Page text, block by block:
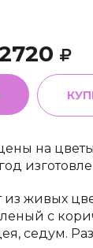
на
из живых
с
седум.